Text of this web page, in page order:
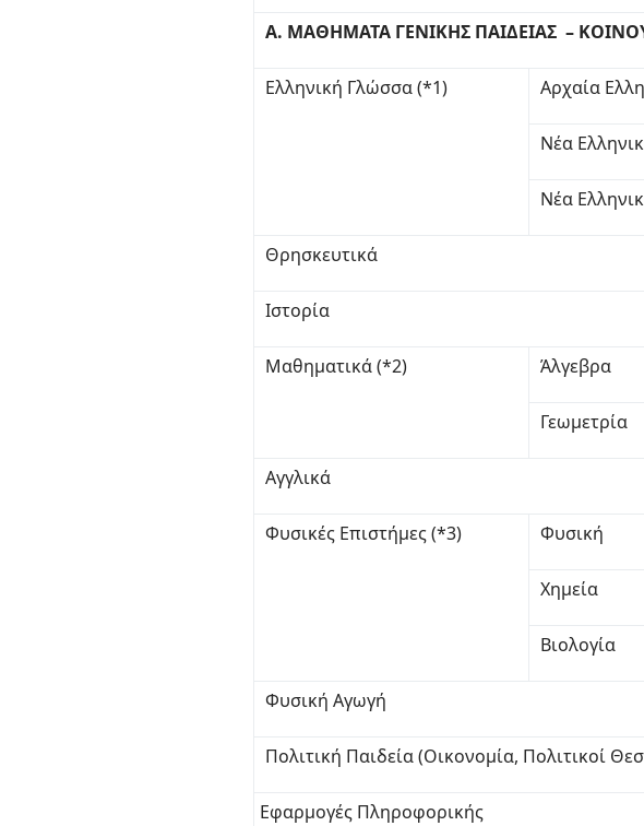
Α. ΜΑΘΗΜΑΤΑ ΓΕΝΙΚΗΣ ΠΑΙΔΕΙΑΣ –
Ελληνική Γλώσσα (*1) Αρχαία
Νέα
Νέα
Θρησκευτικά
Ιστορία
Μαθηματικά (*2) Άλγεβρα
Γεωμετρία
Αγγλικά
Φυσικές Επιστήμες (*3) Φυσική
Χημεία
Βιολογία
Φυσική Αγωγή
Πολιτική Παιδεία (Οικονομία, Πολιτικοί
Εφαρμογές Πληροφορικής